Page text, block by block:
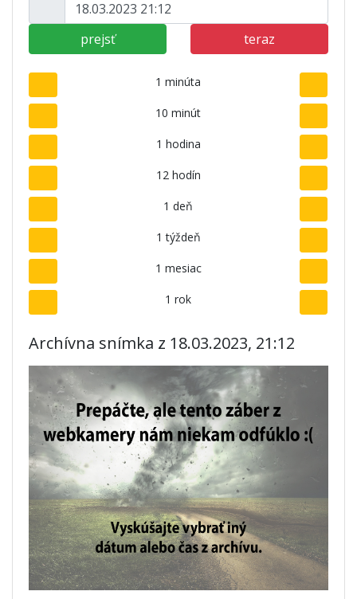
prejsť teraz
1 minúta
10 minút
1 hodina
12 hodín
1 deň
1 týždeň
1 mesiac
1 rok
Archívna snímka z 18.03.2023, 21:12